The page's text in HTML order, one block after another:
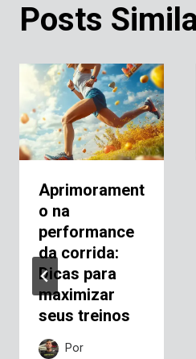
Posts
Aprimorament
o na
performance
da corrida:
Dicas para
maximizar
seus treinos
Por